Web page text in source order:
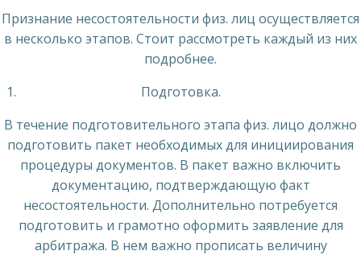
Признание несостоятельности физ. лиц осуществляется
в несколько этапов. Стоит рассмотреть каждый из них
подробнее.
Подготовка.
В течение подготовительного этапа физ. лицо должно
подготовить пакет необходимых для инициирования
процедуры документов. В пакет важно включить
документацию, подтверждающую факт
несостоятельности. Дополнительно потребуется
подготовить и грамотно оформить заявление для
арбитража. В нем важно прописать величину